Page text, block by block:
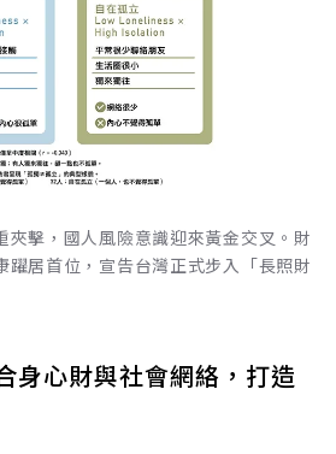
夾擊，國人風險意識迎來黃金交叉。財
躍居首位，宣告台灣正式步入「長照財
身心財與社會網絡，打造